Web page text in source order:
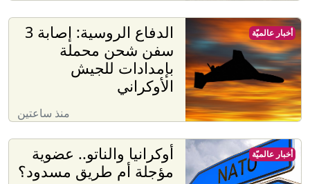
الدفاع الروسية: إصابة 3
سفن شحن محملة
بإمدادات للجيش
الأوكراني
منذ ساعتين
أخبار عالميّة
أوكرانيا والناتو.. عضوية
مؤجلة أم طريق مسدود؟
أخبار عالميّة